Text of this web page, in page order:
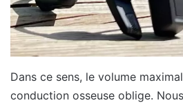
Dans ce sens, le volume
conduction osseuse oblige.